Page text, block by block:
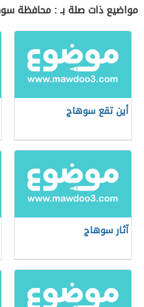
مواضيع ذات صلة بـ : محافظة
أين تقع سوهاج
آثار سوهاج